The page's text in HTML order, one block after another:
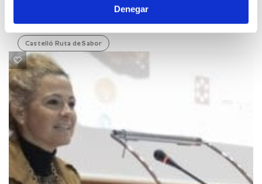
Denegar
Castelló Ruta de Sabor